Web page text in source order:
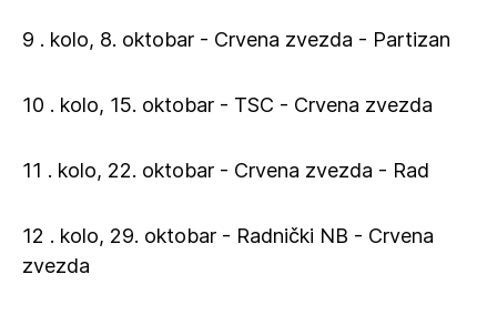
9 . kolo, 8. oktobar - Crvena zvezda - Partizan
10 . kolo, 15. oktobar - TSC - Crvena zvezda
11 . kolo, 22. oktobar - Crvena zvezda - Rad
12 . kolo, 29. oktobar - Radnički NB - Crvena
zvezda